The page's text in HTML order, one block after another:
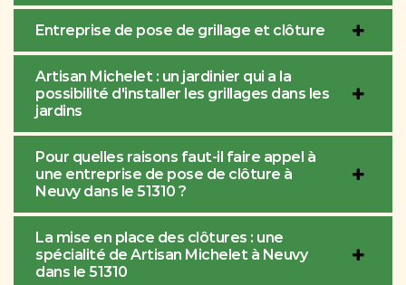
Entreprise de pose de grillage et clôture
Artisan Michelet : un jardinier qui a la
possibilité d'installer les grillages dans les
jardins
Pour quelles raisons faut-il faire appel à
une entreprise de pose de clôture à
Neuvy dans le 51310 ?
La mise en place des clôtures : une
spécialité de Artisan Michelet à Neuvy
dans le 51310